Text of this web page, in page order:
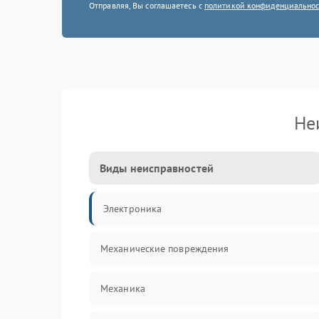
Отправляя, Вы соглашаетесь с политикой
Виды неисправностей
Электроника
Механические повреждения
Механика